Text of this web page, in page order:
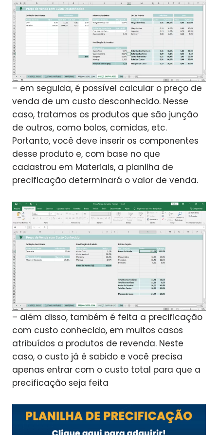
– em seguida, é possível calcular o preço de
venda de um custo desconhecido. Nesse
caso, tratamos os produtos que são junção
de outros, como bolos, comidas, etc.
Portanto, você deve inserir os componentes
desse produto e, com base no que
cadastrou em Materiais, a planilha de
precificação determinará o valor de venda.
– além disso, também é feita a precificação
com custo conhecido, em muitos casos
atribuídos a produtos de revenda. Neste
caso, o custo já é sabido e você precisa
apenas entrar com o custo total para que a
precificação seja feita